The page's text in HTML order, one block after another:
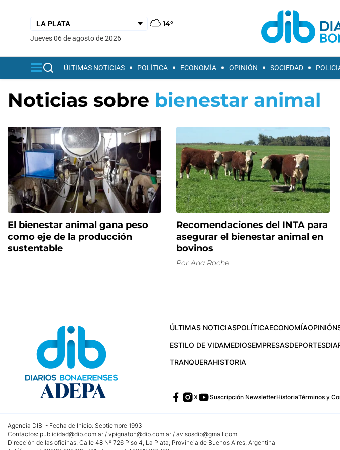
14°
jueves 06 de agosto de 2026
ÚLTIMAS NOTICIAS POLÍTICA ECONOMÍA OPINIÓN SOCIEDAD
Noticias sobre bienestar animal
El bienestar animal gana peso
como eje de la producción
sustentable
Recomendaciones del INTA para
asegurar el bienestar animal en
bovinos
Por Ana Roche
ÚLTIMAS NOTICIASPOLÍTICAECONOMÍAOPINIÓN
ESTILO DE VIDAMEDIOSEMPRESASDEPORTES
TRANQUERAHISTORIA
X Suscripción NewsletterHistoriaTérminos y
Agencia DIB - Fecha de Inicio: Septiembre 1993
Contactos: publicidad@dib.com.ar / vpignaton@dib.com.ar / avisosdib@gmail.com
Dirección de las oficinas: Calle 48 Nº 726 Piso 4, La Plata; Provincia de Buenos Aires, Argentina